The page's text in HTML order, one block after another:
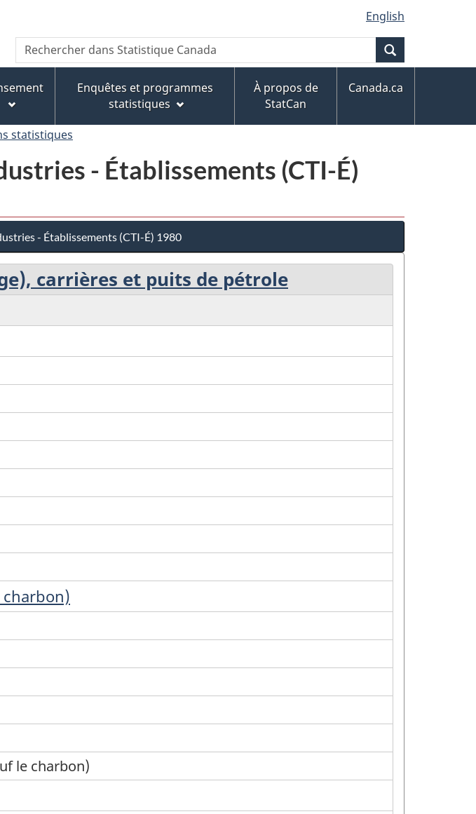
au
contenu
principal
« À
propos
de
ce
version
HTML
simplifiée
English
Recherche
Rechercher
dans
Canada
Enquêtes et programmes
statistiques
À propos de
StatCan
Canada.ca
statistiques
- Établissements (CTI-É)
- Établissements (CTI-É) 1980
carrières et puits de pétrole
le charbon)